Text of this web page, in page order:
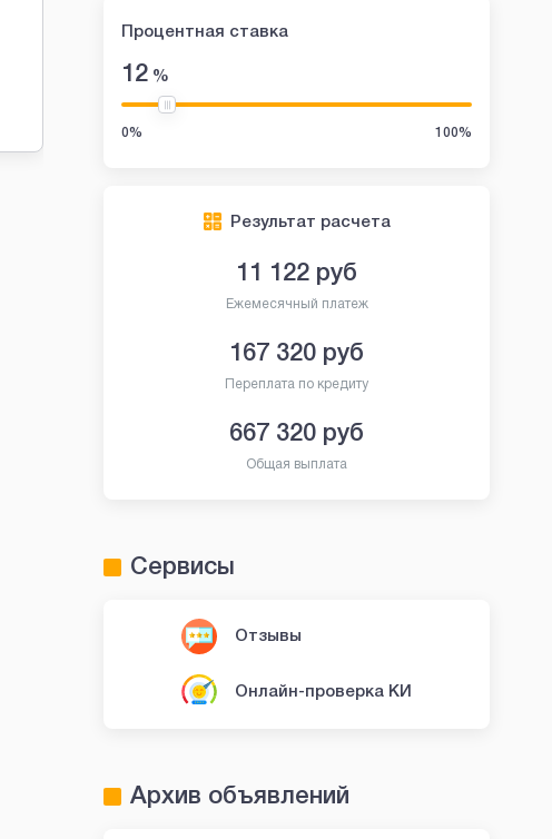
Процентная ставка
12 %
0% 100%
Результат расчета
11 122 руб
Ежемесячный платеж
167 320 руб
Переплата по кредиту
667 320 руб
Общая выплата
Сервисы
Отзывы
Онлайн-проверка КИ
Архив объявлений